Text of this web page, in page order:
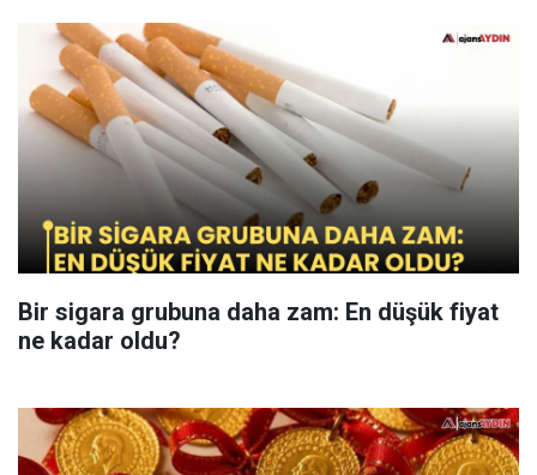
Bir sigara grubuna daha zam: En düşük fiyat
ne kadar oldu?